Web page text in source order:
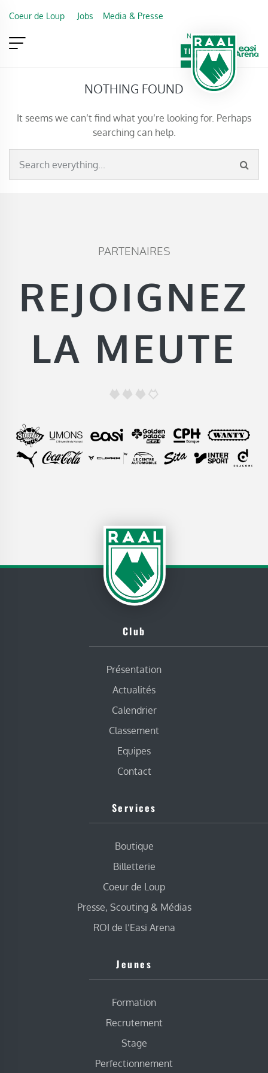
Coeur de Loup Jobs Media & Presse
Newsletter
TICKETING
VIP
FAN SHOP
NOTHING FOUND
It seems we can’t find what you’re looking for. Perhaps
searching can help.
PARTENAIRES
REJOIGNEZ
LA MEUTE
Club
Présentation
Actualités
Calendrier
Classement
Equipes
Contact
Services
Boutique
Billetterie
Coeur de Loup
Presse, Scouting & Médias
ROI de l’Easi Arena
Jeunes
Formation
Recrutement
Stage
Perfectionnement